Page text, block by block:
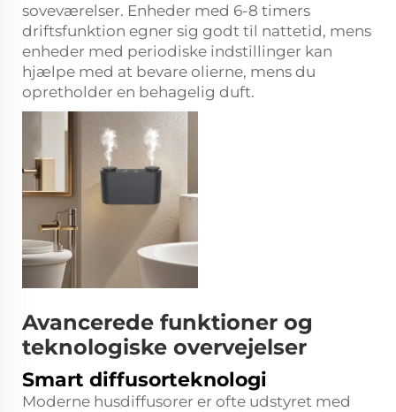
soveværelser. Enheder med 6-8 timers
driftsfunktion egner sig godt til nattetid, mens
enheder med periodiske indstillinger kan
hjælpe med at bevare olierne, mens du
opretholder en behagelig duft.
Avancerede funktioner og
teknologiske overvejelser
Smart diffusorteknologi
Moderne husdiffusorer er ofte udstyret med